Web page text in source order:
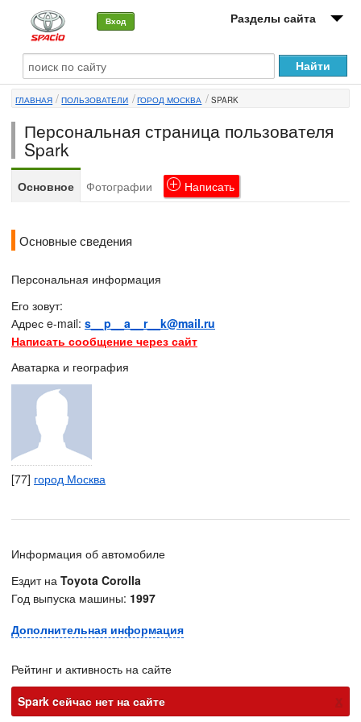
Вход Разделы сайта
О машине
Автоклуб
Форумы
Сервисы и услуги
ГЛАВНАЯ ПОЛЬЗОВАТЕЛИ ГОРОД МОСКВА SPARK
Персональная страница пользователя
Spark
Основное Фотографии Написать
Основные сведения
Персональная информация
Его зовут:
Адрес e-mail: s__p__a__r__k@mail.ru
Написать сообщение через сайт
Аватарка и география
[77] город Москва
Информация об автомобиле
Ездит на Toyota Corolla
Год выпуска машины: 1997
Дополнительная информация
Рейтинг и активность на сайте
Spark cейчас нет на сайте
х